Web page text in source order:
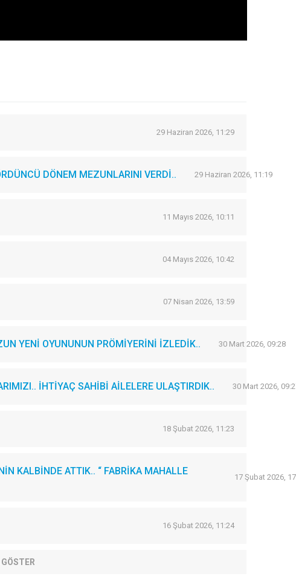
29 Haziran 2026, 11:29
DÖNEM MEZUNLARINI VERDİ.. 29 Haziran 2026, 11:19
11 Mayıs 2026, 10:11
04 Mayıs 2026, 10:42
07 Nisan 2026, 13:59
YENİ OYUNUNUN PRÖMİYERİNİ İZLEDİK.. 30 Mart 2026, 09:28
İHTİYAÇ SAHİBİ AİLELERE ULAŞTIRDIK.. 30 Mart 2026,
18 Şubat 2026, 11:23
KALBİNDE ATTIK.. “ FABRİKA MAHALLE
17 Şubat 2026,
16 Şubat 2026, 11:24